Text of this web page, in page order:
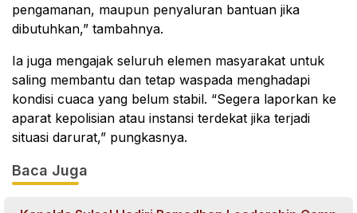
pengamanan, maupun penyaluran bantuan jika
dibutuhkan,” tambahnya.
Ia juga mengajak seluruh elemen masyarakat untuk
saling membantu dan tetap waspada menghadapi
kondisi cuaca yang belum stabil. “Segera laporkan ke
aparat kepolisian atau instansi terdekat jika terjadi
situasi darurat,” pungkasnya.
Baca Juga